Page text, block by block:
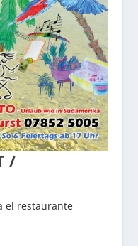
/
el restaurante